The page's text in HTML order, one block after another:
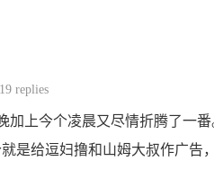
19 replies
加上今个凌晨又尽情折腾了一
是给逗妇撸和山姆大叔作广告